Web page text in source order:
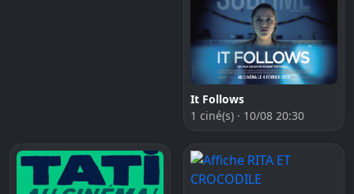
It Follows
1 ciné(s) · 10/08 20:30